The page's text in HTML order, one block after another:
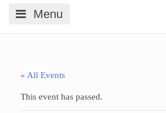
Menu
« All Events
This event has passed.